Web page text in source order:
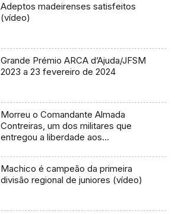
Adeptos madeirenses satisfeitos
(vídeo)
Grande Prémio ARCA d’Ajuda/JFSM
2023 a 23 fevereiro de 2024
Morreu o Comandante Almada
Contreiras, um dos militares que
entregou a liberdade aos
Machico é campeão da primeira
divisão regional de juniores (vídeo)